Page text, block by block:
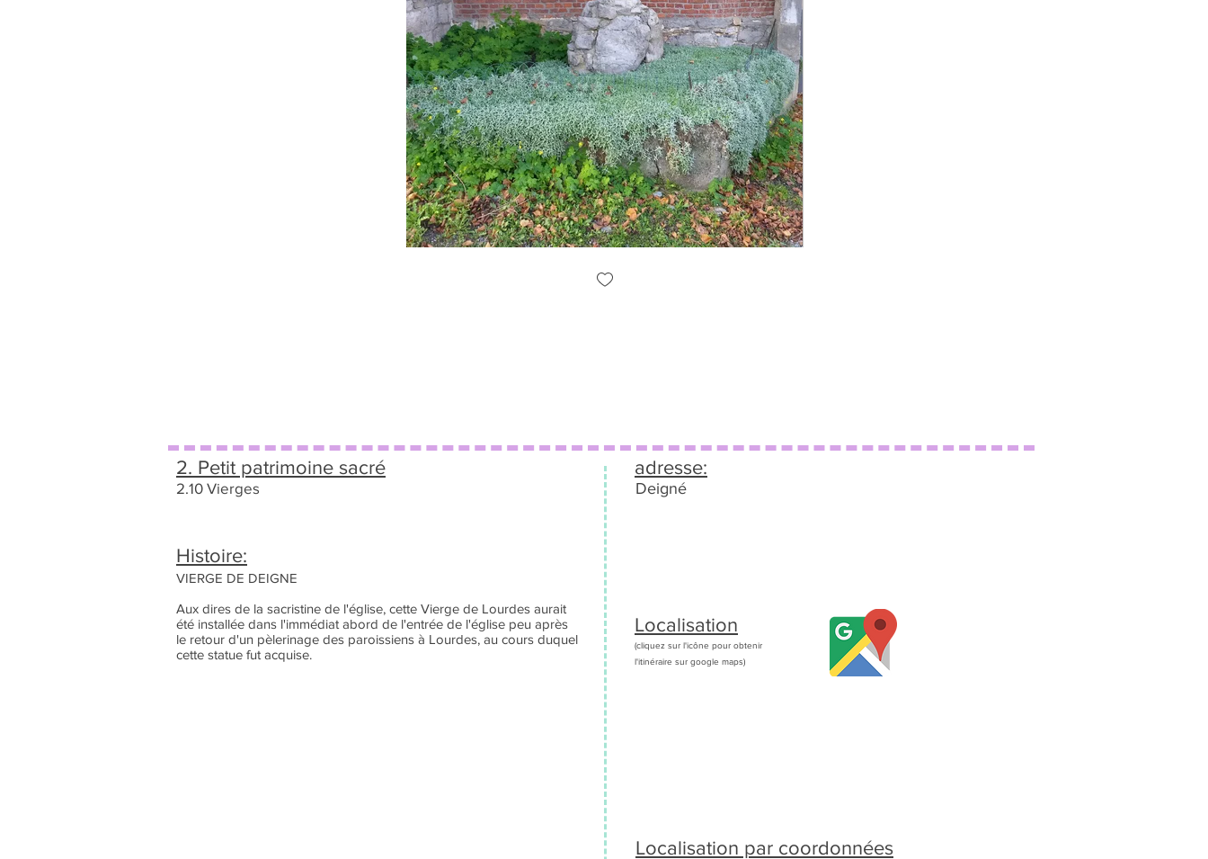
2. Petit patrimoine sacré
2.10 Vierges
adresse:
Deigné
Histoire:
VIERGE DE DEIGNE
Aux dires de la sacristine de l'église, cette Vierge de Lourdes aurait
été installée dans l'immédiat abord de l'entrée de l'église peu après
le retour d'un pèlerinage des paroissiens à Lourdes, au cours duquel
cette statue fut acquise.
Localisation
(cliquez sur l'icône pour obtenir
l'itinéraire sur google maps)
Localisation par coordonnées